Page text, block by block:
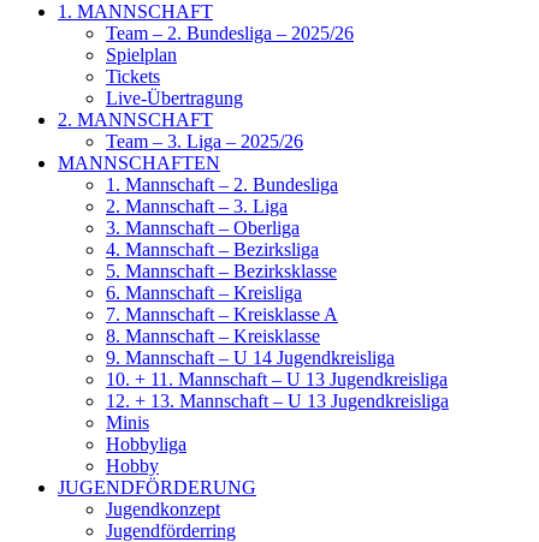
1. MANNSCHAFT
Team – 2. Bundesliga – 2025/26
Spielplan
Tickets
Live-Übertragung
2. MANNSCHAFT
Team – 3. Liga – 2025/26
MANNSCHAFTEN
1. Mannschaft – 2. Bundesliga
2. Mannschaft – 3. Liga
3. Mannschaft – Oberliga
4. Mannschaft – Bezirksliga
5. Mannschaft – Bezirksklasse
6. Mannschaft – Kreisliga
7. Mannschaft – Kreisklasse A
8. Mannschaft – Kreisklasse
9. Mannschaft – U 14 Jugendkreisliga
10. + 11. Mannschaft – U 13 Jugendkreisliga
12. + 13. Mannschaft – U 13 Jugendkreisliga
Minis
Hobbyliga
Hobby
JUGENDFÖRDERUNG
Jugendkonzept
Jugendförderring